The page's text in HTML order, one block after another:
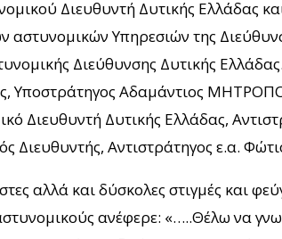
Διευθυντή Δυτικής Ελλάδας
Υπηρεσιών της
Διεύθυνσης Δυτικής Ελλάδας.
Υποστράτηγος Αδαμάντιος
Διευθυντή Δυτικής Ελλάδας,
Διευθυντής, Αντιστράτηγος ε.α.
αλλά και δύσκολες στιγμές και
ανέφερε: «…..Θέλω να